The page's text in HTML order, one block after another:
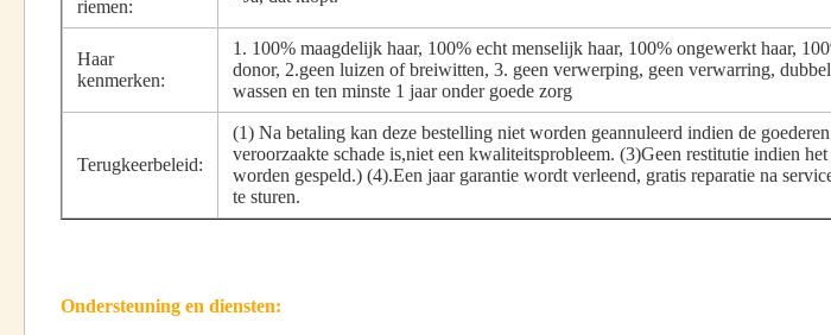
riemen:
Haar
kenmerken:
1. 100% maagdelijk haar, 100% echt menselijk haar, 100% ongewerkt haar,
donor, 2.geen luizen of breiwitten, 3. geen verwerping, geen verwarring,
wassen en ten minste 1 jaar onder goede zorg
Terugkeerbeleid:
(1) Na betaling kan deze bestelling niet worden geannuleerd indien de
veroorzaakte schade is,niet een kwaliteitsprobleem. (3)Geen restitutie indien
worden gespeld.) (4).Een jaar garantie wordt verleend, gratis reparatie na
te sturen.
Ondersteuning en diensten: